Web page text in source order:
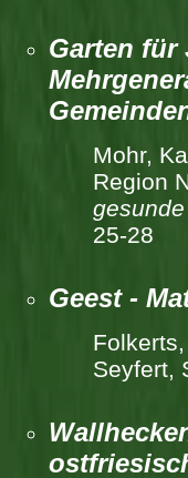
Garten für
Mohr,
Region
25-28
Geest -
Seyfert,